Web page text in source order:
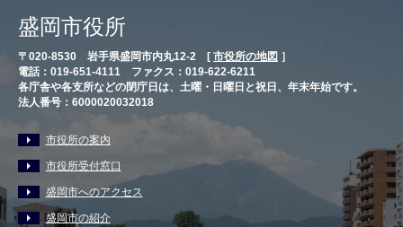
盛岡市役所
〒020-8530 岩手県盛岡市内丸12-2 [ 市役所の地図 ］
電話：019-651-4111 ファクス：019-622-6211
各庁舎や各支所などの閉庁日は、土曜・日曜日と祝日、年末年始です。
法人番号：6000020032018
市役所の案内
市役所受付窓口
盛岡市へのアクセス
盛岡市の紹介